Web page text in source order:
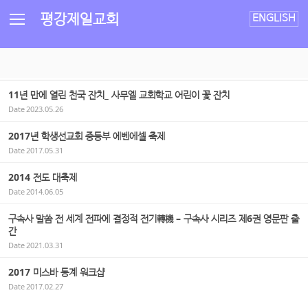
평강제일교회 ENGLISH
11년 만에 열린 천국 잔치_ 사무엘 교회학교 어린이 꽃 잔치
Date2023.05.26
2017년 학생선교회 중등부 에벤에셀 축제
Date2017.05.31
2014 전도 대축제
Date2014.06.05
구속사 말씀 전 세계 전파에 결정적 전기轉機 – 구속사 시리즈 제6권 영문판 출
간
Date2021.03.31
2017 미스바 동계 워크샵
Date2017.02.27